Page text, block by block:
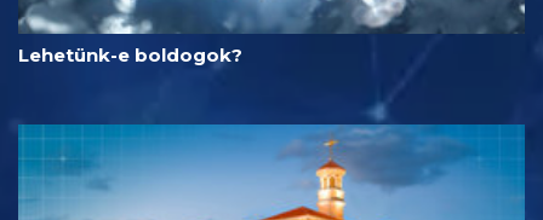
Lehetünk-e boldogok?